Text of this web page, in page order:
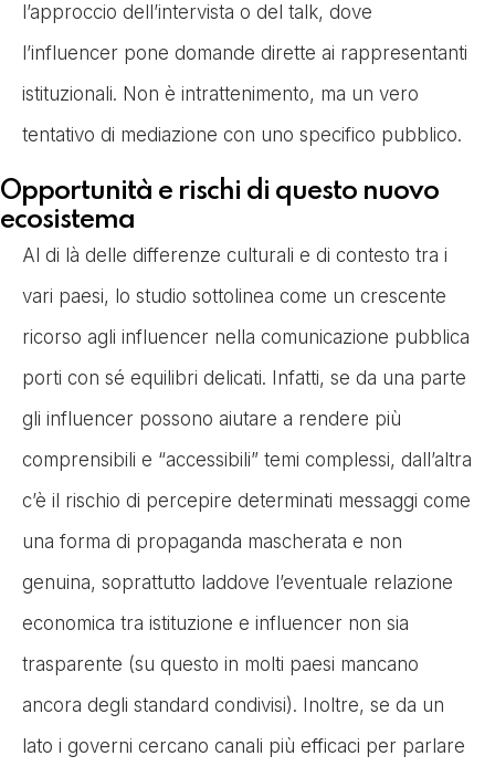
l’approccio dell’intervista o del talk, dove
l’influencer pone domande dirette ai rappresentanti
istituzionali. Non è intrattenimento, ma un vero
tentativo di mediazione con uno specifico pubblico.
Opportunità e rischi di questo nuovo
ecosistema
Al di là delle differenze culturali e di contesto tra i
vari paesi, lo studio sottolinea come un crescente
ricorso agli influencer nella comunicazione pubblica
porti con sé equilibri delicati. Infatti, se da una parte
gli influencer possono aiutare a rendere più
comprensibili e “accessibili” temi complessi, dall’altra
c’è il rischio di percepire determinati messaggi come
una forma di propaganda mascherata e non
genuina, soprattutto laddove l’eventuale relazione
economica tra istituzione e influencer non sia
trasparente (su questo in molti paesi mancano
ancora degli standard condivisi). Inoltre, se da un
lato i governi cercano canali più efficaci per parlare